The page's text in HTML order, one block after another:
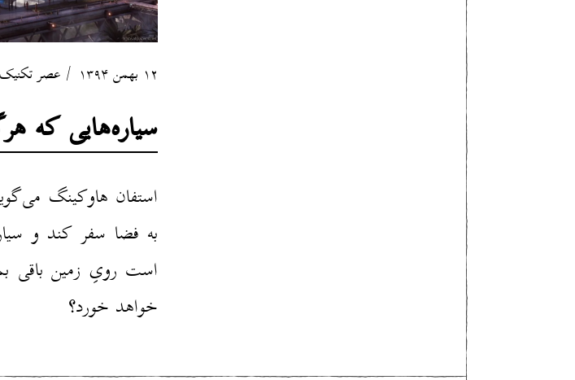
۱۲ بهمن ۱۳۹۴ عصر تکنیک
سیاره‌هایی که
استفان هاوکینگ
به فضا سفر کند و
است رویِ زمین باقی
خواهد خورد؟